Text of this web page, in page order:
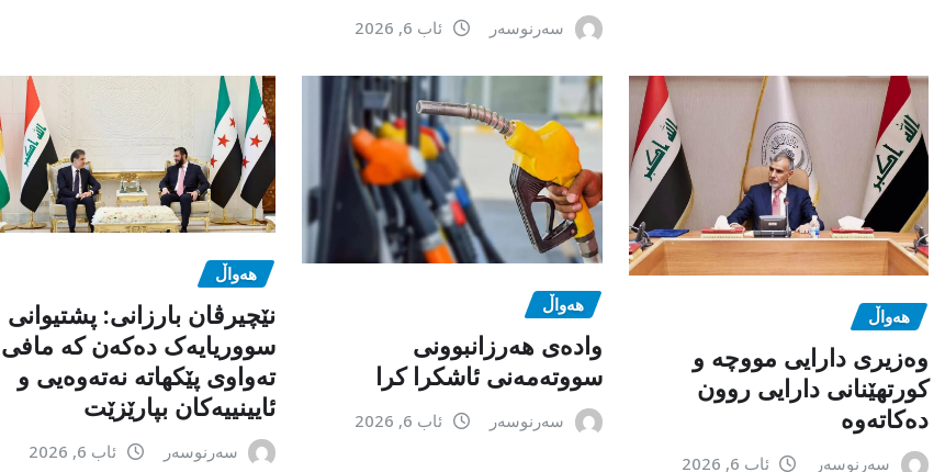
سەرنوسەر ئاب 6, 2026
هەواڵ
وەزیری دارایی مووچە و
کورتهێنانی دارایی روون
دەکاتەوە
سەرنوسەر ئاب 6, 2026
هەواڵ
وادەی هەرزانبوونی
سووتەمەنی ئاشکرا کرا
سەرنوسەر ئاب 6, 2026
هەواڵ
نێچیرڤان بارزانی: پشتیوانی
سووریایەک دەکەن کە مافی
تەواوی پێکهاتە نەتەوەیی و
ئایینییەکان بپارێزێت
سەرنوسەر ئاب 6, 2026